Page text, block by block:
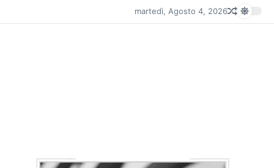
martedì, Agosto 4, 2026